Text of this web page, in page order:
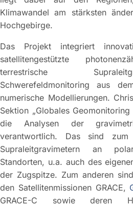
Klimawandel am stärksten
Hochgebirge.
Das Projekt integriert
satellitengestützte
terrestrische
Schwerefeldmonitoring aus
numerische Modellierungen.
Sektion „Globales
die Analysen der
verantwortlich. Das sind
Supraleitgravimetern an
Standorten, u.a. auch des
der Zugspitze. Zum anderen
den Satellitenmissionen GRACE,
GRACE-C sowie deren